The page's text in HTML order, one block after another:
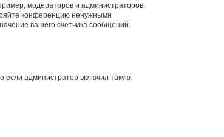
модераторов и администраторов.
конференцию ненужными
вашего счётчика сообщений.
если администратор включил такую